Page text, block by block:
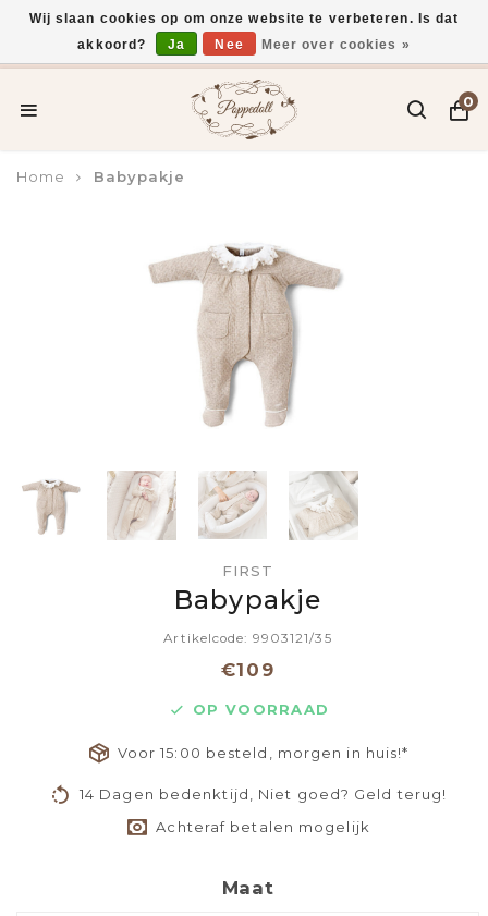
Voor 15:00 uur besteld, vandaag verzonden*
0
Home Babypakje
FIRST
Babypakje
Artikelcode: 9903121/35
€109
OP VOORRAAD
Voor 15:00 besteld, morgen in huis!*
14 Dagen bedenktijd, Niet goed? Geld terug!
Achteraf betalen mogelijk
Maat
Wij slaan cookies op om onze website te verbeteren. Is dat
akkoord?
Ja Nee Meer over cookies »